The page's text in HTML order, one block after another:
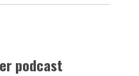
podcast